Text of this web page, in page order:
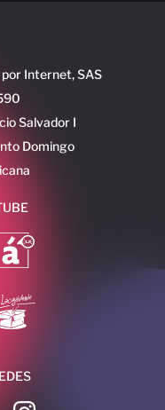
por Internet, SAS
Salvador I
Domingo